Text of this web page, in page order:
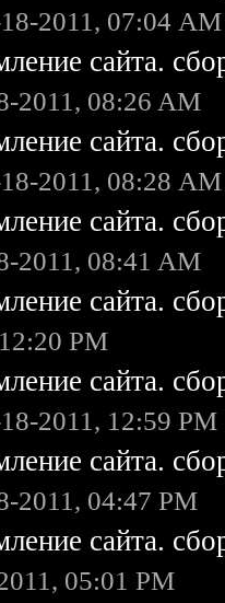
2011, 07:04 AM
сайта.
2011, 08:26 AM
сайта.
2011, 08:28 AM
сайта.
2011, 08:41 AM
сайта.
PM
сайта.
2011, 12:59 PM
сайта.
2011, 04:47 PM
сайта.
05:01 PM